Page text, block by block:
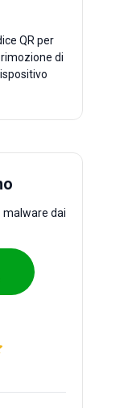
QR per
di
dai